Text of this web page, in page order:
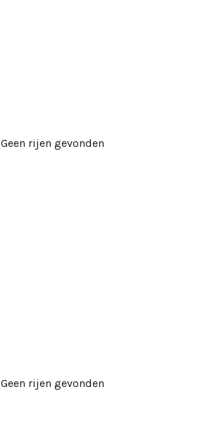
Geen rijen gevonden
Geen rijen gevonden